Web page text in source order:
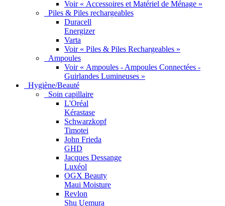
Voir « Accessoires et Matériel de Ménage »
Piles & Piles rechargeables
Duracell
Energizer
Varta
Voir « Piles & Piles Rechargeables »
Ampoules
Voir « Ampoules - Ampoules Connectées -
Guirlandes Lumineuses »
Hygiène/Beauté
Soin capillaire
L'Oréal
Kérastase
Schwarzkopf
Timotei
John Frieda
GHD
Jacques Dessange
Luxéol
OGX Beauty
Maui Moisture
Revlon
Shu Uemura